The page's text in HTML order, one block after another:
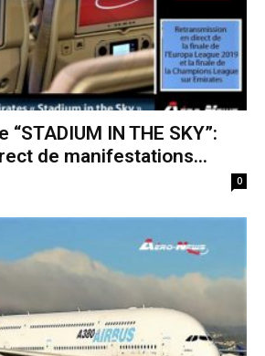
“STADIUM IN THE SKY”:
de manifestations...
0